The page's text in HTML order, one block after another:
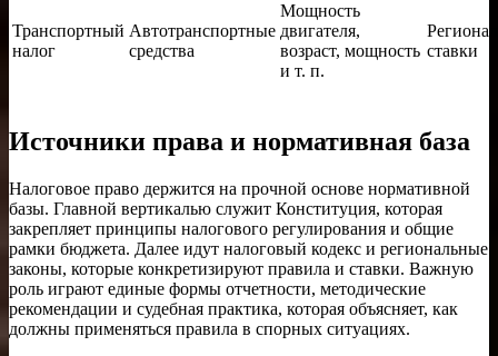
Транспортный
налог
Автотранспортные
средства
Мощность
двигателя,
возраст, мощность
и т. п.
ставки
Источники права и нормативная база
Налоговое право держится на прочной основе нормативной
базы. Главной вертикалью служит Конституция, которая
закрепляет принципы налогового регулирования и общие
рамки бюджета. Далее идут налоговый кодекс и региональные
законы, которые конкретизируют правила и ставки. Важную
роль играют единые формы отчетности, методические
рекомендации и судебная практика, которая объясняет, как
должны применяться правила в спорных ситуациях.